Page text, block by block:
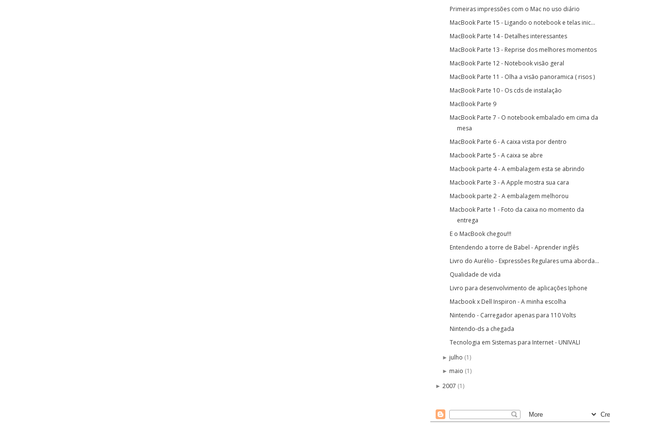
Primeiras impressões com o Mac no uso diário
MacBook Parte 15 - Ligando o notebook e telas inic...
MacBook Parte 14 - Detalhes interessantes
MacBook Parte 13 - Reprise dos melhores momentos
MacBook Parte 12 - Notebook visão geral
MacBook Parte 11 - Olha a visão panoramica ( risos )
MacBook Parte 10 - Os cds de instalação
MacBook Parte 9
MacBook Parte 7 - O notebook embalado em cima da
mesa
MacBook Parte 6 - A caixa vista por dentro
Macbook Parte 5 - A caixa se abre
Macbook parte 4 - A embalagem esta se abrindo
Macbook Parte 3 - A Apple mostra sua cara
Macbook parte 2 - A embalagem melhorou
Macbook Parte 1 - Foto da caixa no momento da
entrega
E o MacBook chegou!!!
Entendendo a torre de Babel - Aprender inglês
Livro do Aurélio - Expressões Regulares uma aborda...
Qualidade de vida
Livro para desenvolvimento de aplicações Iphone
Macbook x Dell Inspiron - A minha escolha
Nintendo - Carregador apenas para 110 Volts
Nintendo-ds a chegada
Tecnologia em Sistemas para Internet - UNIVALI
► julho (1)
► maio (1)
► 2007 (1)